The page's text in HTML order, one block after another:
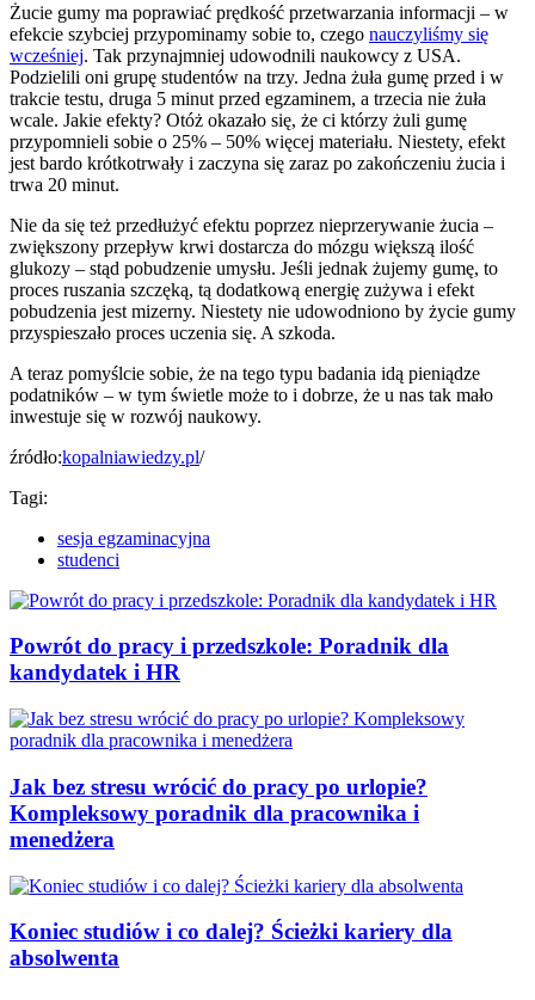
Żucie gumy ma poprawiać prędkość przetwarzania informacji – w
efekcie szybciej przypominamy sobie to, czego nauczyliśmy się
wcześniej. Tak przynajmniej udowodnili naukowcy z USA.
Podzielili oni grupę studentów na trzy. Jedna żuła gumę przed i w
trakcie testu, druga 5 minut przed egzaminem, a trzecia nie żuła
wcale. Jakie efekty? Otóż okazało się, że ci którzy żuli gumę
przypomnieli sobie o 25% – 50% więcej materiału. Niestety, efekt
jest bardo krótkotrwały i zaczyna się zaraz po zakończeniu żucia i
trwa 20 minut.
Nie da się też przedłużyć efektu poprzez nieprzerywanie żucia –
zwiększony przepływ krwi dostarcza do mózgu większą ilość
glukozy – stąd pobudzenie umysłu. Jeśli jednak żujemy gumę, to
proces ruszania szczęką, tą dodatkową energię zużywa i efekt
pobudzenia jest mizerny. Niestety nie udowodniono by życie gumy
przyspieszało proces uczenia się. A szkoda.
A teraz pomyślcie sobie, że na tego typu badania idą pieniądze
podatników – w tym świetle może to i dobrze, że u nas tak mało
inwestuje się w rozwój naukowy.
źródło:kopalniawiedzy.pl/
Tagi:
sesja egzaminacyjna
studenci
Powrót do pracy i przedszkole: Poradnik dla
kandydatek i HR
Jak bez stresu wrócić do pracy po urlopie?
Kompleksowy poradnik dla pracownika i
menedżera
Koniec studiów i co dalej? Ścieżki kariery dla
absolwenta